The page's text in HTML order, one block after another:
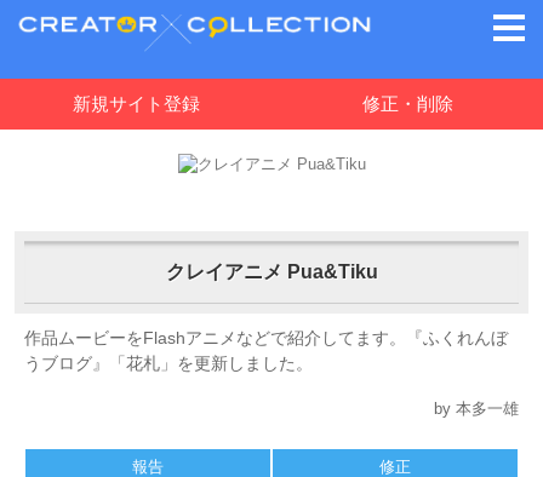
新規サイト登録 修正・削除
クレイアニメ Pua&Tiku
作品ムービーをFlashアニメなどで紹介してます。『ふくれんぼ
うブログ』「花札」を更新しました。
by 本多一雄
報告 修正